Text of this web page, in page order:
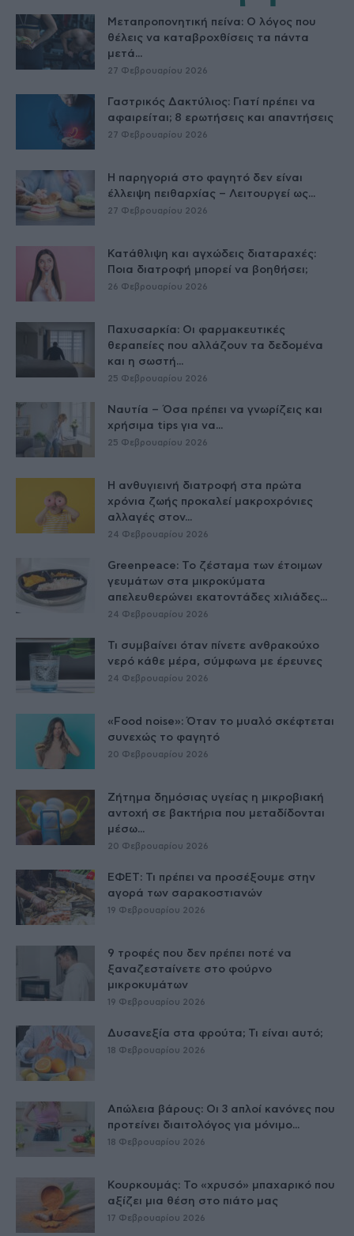
Μεταπροπονητική πείνα: Ο λόγος που
θέλεις να καταβροχθίσεις τα πάντα
μετά...
27 Φεβρουαρίου 2026
Γαστρικός Δακτύλιος: Γιατί πρέπει να
αφαιρείται; 8 ερωτήσεις και απαντήσεις
27 Φεβρουαρίου 2026
Η παρηγοριά στο φαγητό δεν είναι
έλλειψη πειθαρχίας – Λειτουργεί ως...
27 Φεβρουαρίου 2026
Κατάθλιψη και αγχώδεις διαταραχές:
Ποια διατροφή μπορεί να βοηθήσει;
26 Φεβρουαρίου 2026
Παχυσαρκία: Οι φαρμακευτικές
θεραπείες που αλλάζουν τα δεδομένα
και η σωστή...
25 Φεβρουαρίου 2026
Ναυτία – Όσα πρέπει να γνωρίζεις και
χρήσιμα tips για να...
25 Φεβρουαρίου 2026
Η ανθυγιεινή διατροφή στα πρώτα
χρόνια ζωής προκαλεί μακροχρόνιες
αλλαγές στον...
24 Φεβρουαρίου 2026
Greenpeace: Το ζέσταμα των έτοιμων
γευμάτων στα μικροκύματα
απελευθερώνει εκατοντάδες χιλιάδες...
24 Φεβρουαρίου 2026
Τι συμβαίνει όταν πίνετε ανθρακούχο
νερό κάθε μέρα, σύμφωνα με έρευνες
24 Φεβρουαρίου 2026
«Food noise»: Όταν το μυαλό σκέφτεται
συνεχώς το φαγητό
20 Φεβρουαρίου 2026
Ζήτημα δημόσιας υγείας η μικροβιακή
αντοχή σε βακτήρια που μεταδίδονται
μέσω...
20 Φεβρουαρίου 2026
ΕΦΕΤ: Τι πρέπει να προσέξουμε στην
αγορά των σαρακοστιανών
19 Φεβρουαρίου 2026
9 τροφές που δεν πρέπει ποτέ να
ξαναζεσταίνετε στο φούρνο
μικροκυμάτων
19 Φεβρουαρίου 2026
Δυσανεξία στα φρούτα; Τι είναι αυτό;
18 Φεβρουαρίου 2026
Απώλεια βάρους: Οι 3 απλοί κανόνες που
προτείνει διαιτολόγος για μόνιμο...
18 Φεβρουαρίου 2026
Κουρκουμάς: Το «χρυσό» μπαχαρικό που
αξίζει μια θέση στο πιάτο μας
17 Φεβρουαρίου 2026